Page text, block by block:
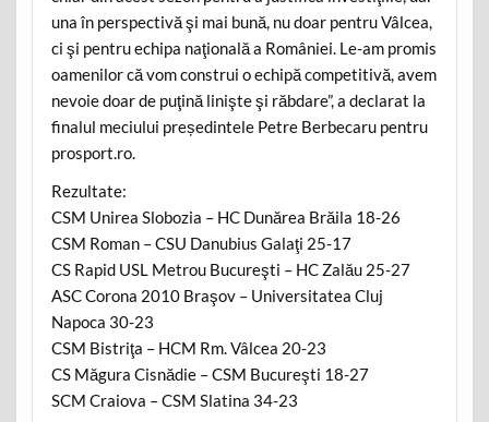
una în perspectivă şi mai bună, nu doar pentru Vâlcea,
ci şi pentru echipa naţională a României. Le-am promis
oamenilor că vom construi o echipă competitivă, avem
nevoie doar de puţină linişte şi răbdare”, a declarat la
finalul meciului președintele Petre Berbecaru pentru
prosport.ro.
Rezultate:
CSM Unirea Slobozia – HC Dunărea Brăila 18-26
CSM Roman – CSU Danubius Galaţi 25-17
CS Rapid USL Metrou Bucureşti – HC Zalău 25-27
ASC Corona 2010 Braşov – Universitatea Cluj
Napoca 30-23
CSM Bistriţa – HCM Rm. Vâlcea 20-23
CS Măgura Cisnădie – CSM Bucureşti 18-27
SCM Craiova – CSM Slatina 34-23